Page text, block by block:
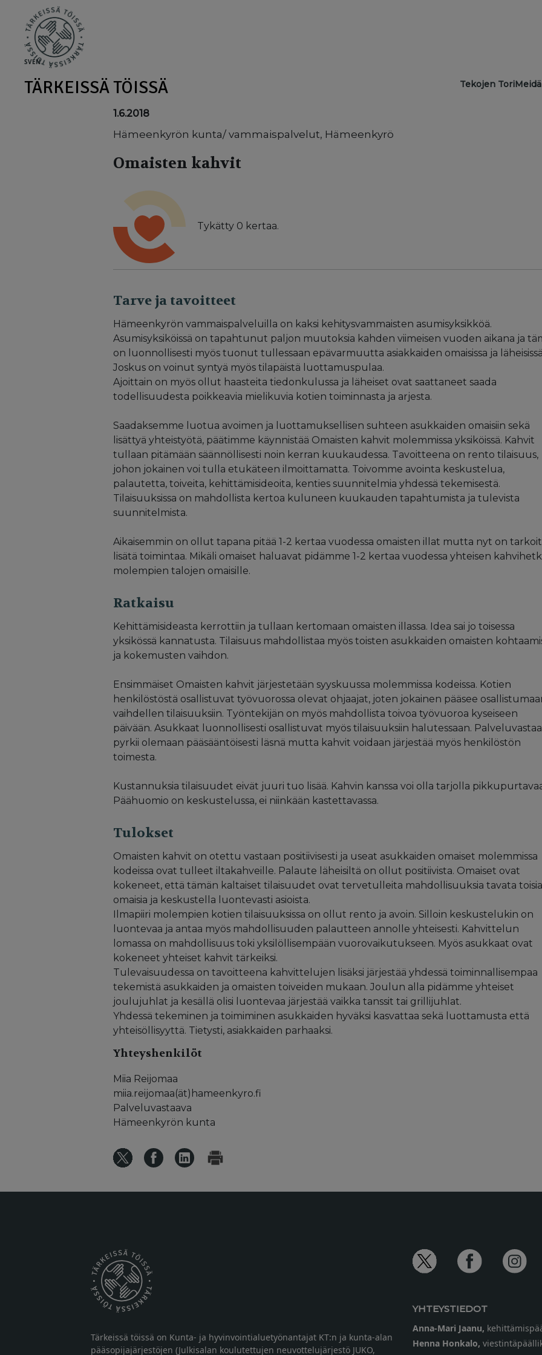
SVEN
TÄRKEISSÄ TÖISSÄ Main
Tekojen Tori
1.6.2018
Hämeenkyrön kunta/ vammaispalvelut, Hämeenkyrö
Omaisten kahvit
Tykätty 0 kertaa.
Tarve ja tavoitteet
Hämeenkyrön vammaispalveluilla on kaksi kehitysvammaisten asumisyksikköä.
Asumisyksiköissä on tapahtunut paljon muutoksia kahden viimeisen vuoden aikana ja
on luonnollisesti myös tuonut tullessaan epävarmuutta asiakkaiden omaisissa ja
Joskus on voinut syntyä myös tilapäistä luottamuspulaa.
Ajoittain on myös ollut haasteita tiedonkulussa ja läheiset ovat saattaneet saada
todellisuudesta poikkeavia mielikuvia kotien toiminnasta ja arjesta.
Saadaksemme luotua avoimen ja luottamuksellisen suhteen asukkaiden omaisiin sekä
lisättyä yhteistyötä, päätimme käynnistää Omaisten kahvit molemmissa yksiköissä. Kahvit
tullaan pitämään säännöllisesti noin kerran kuukaudessa. Tavoitteena on rento tilaisuus,
johon jokainen voi tulla etukäteen ilmoittamatta. Toivomme avointa keskustelua,
palautetta, toiveita, kehittämisideoita, kenties suunnitelmia yhdessä tekemisestä.
Tilaisuuksissa on mahdollista kertoa kuluneen kuukauden tapahtumista ja tulevista
suunnitelmista.
Aikaisemmin on ollut tapana pitää 1-2 kertaa vuodessa omaisten illat mutta nyt on
lisätä toimintaa. Mikäli omaiset haluavat pidämme 1-2 kertaa vuodessa yhteisen
molempien talojen omaisille.
Ratkaisu
Kehittämisideasta kerrottiin ja tullaan kertomaan omaisten illassa. Idea sai jo toisessa
yksikössä kannatusta. Tilaisuus mahdollistaa myös toisten asukkaiden omaisten
ja kokemusten vaihdon.
Ensimmäiset Omaisten kahvit järjestetään syyskuussa molemmissa kodeissa. Kotien
henkilöstöstä osallistuvat työvuorossa olevat ohjaajat, joten jokainen pääsee
vaihdellen tilaisuuksiin. Työntekijän on myös mahdollista toivoa työvuoroa kyseiseen
päivään. Asukkaat luonnollisesti osallistuvat myös tilaisuuksiin halutessaan.
pyrkii olemaan pääsääntöisesti läsnä mutta kahvit voidaan järjestää myös henkilöstön
toimesta.
Kustannuksia tilaisuudet eivät juuri tuo lisää. Kahvin kanssa voi olla tarjolla
Päähuomio on keskustelussa, ei niinkään kastettavassa.
Tulokset
Omaisten kahvit on otettu vastaan positiivisesti ja useat asukkaiden omaiset molemmissa
kodeissa ovat tulleet iltakahveille. Palaute läheisiltä on ollut positiivista. Omaiset ovat
kokeneet, että tämän kaltaiset tilaisuudet ovat tervetulleita mahdollisuuksia tavata toisia
omaisia ja keskustella luontevasti asioista.
Ilmapiiri molempien kotien tilaisuuksissa on ollut rento ja avoin. Silloin keskustelukin on
luontevaa ja antaa myös mahdollisuuden palautteen annolle yhteisesti. Kahvittelun
lomassa on mahdollisuus toki yksilöllisempään vuorovaikutukseen. Myös asukkaat ovat
kokeneet yhteiset kahvit tärkeiksi.
Tulevaisuudessa on tavoitteena kahvittelujen lisäksi järjestää yhdessä toiminnallisempaa
tekemistä asukkaiden ja omaisten toiveiden mukaan. Joulun alla pidämme yhteiset
joulujuhlat ja kesällä olisi luontevaa järjestää vaikka tanssit tai grillijuhlat.
Yhdessä tekeminen ja toimiminen asukkaiden hyväksi kasvattaa sekä luottamusta että
yhteisöllisyyttä. Tietysti, asiakkaiden parhaaksi.
Yhteyshenkilöt
Miia Reijomaa
miia.reijomaa(ät)hameenkyro.fi
Palveluvastaava
Hämeenkyrön kunta
Tärkeissä töissä on Kunta- ja hyvinvointialuetyönantajat KT:n ja kunta-alan
pääsopijajärjestöjen (Julkisalan koulutettujen neuvottelujärjestö JUKO,
YHTEYSTIEDOT
Anna-Mari Jaanu,
Henna Honkalo,